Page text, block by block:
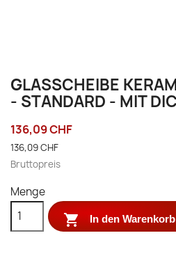
GLASSCHEIBE
- STANDARD - MIT
136,09 CHF
136,09 CHF
Bruttopreis
Menge
 In den Warenkorb